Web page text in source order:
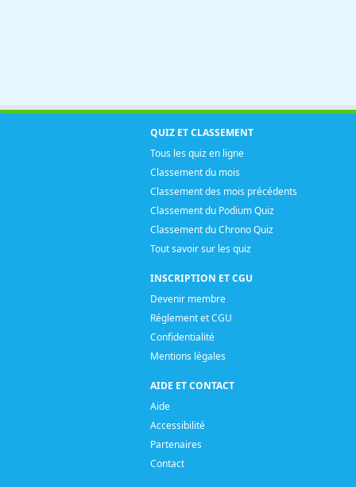
QUIZ ET CLASSEMENT
Tous les quiz en ligne
Classement du mois
Classement des mois précédents
Classement du Podium Quiz
Classement du Chrono Quiz
Tout savoir sur les quiz
INSCRIPTION ET CGU
Devenir membre
Réglement et CGU
Confidentialité
Mentions légales
AIDE ET CONTACT
Aide
Accessibilité
Partenaires
Contact